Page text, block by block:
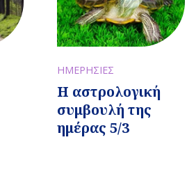
ΗΜΕΡΗΣΙΕΣ
Η αστρολογική
συμβουλή της
ημέρας 5/3